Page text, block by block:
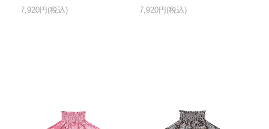
7,920円(税込) 7,920円(税込)